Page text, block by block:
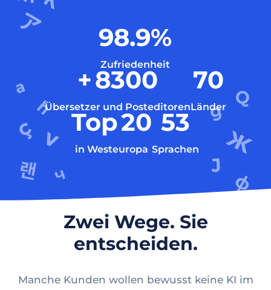
98.9%
Zufriedenheit
+8300
Übersetzer und Posteditoren
70
Länder
Top20
in Westeuropa
53
Sprachen
Zwei Wege. Sie
entscheiden.
Manche Kunden wollen bewusst keine KI im